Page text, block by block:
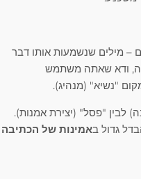
– מילים שנשמעות אותו דבר
ודא שאתה משתמש
"נשיא" (מנהיג).
לבין "פסל" (יצירת אמנות).
גדול באמינות של הכתיבה